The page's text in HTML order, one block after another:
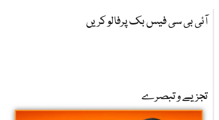
آئی بی سی فیس بک پرفالو کریں
تجزیے و تبصرے